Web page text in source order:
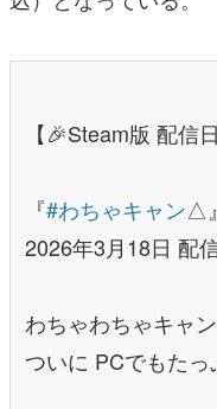
運営：株式会社マレ
【🎉Steam版 配信
『#わちゃキャン△
2026年3月18日 配
わちゃわちゃキャ
ついに PCでもた